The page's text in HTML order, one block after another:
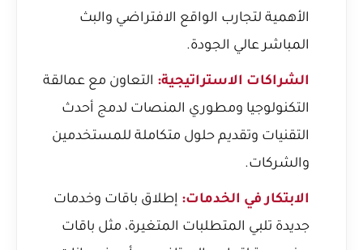
الأهمية لتجارب الواقع الافتراضي والبث
المباشر عالي الجودة.
الشراكات الاستراتيجية: التعاون مع عمالقة
التكنولوجيا ومطوري المنصات لدمج أحدث
التقنيات وتقديم حلول متكاملة للمستخدمين
والشركات.
الابتكار في الخدمات: إطلاق باقات وخدمات
جديدة تلبي المتطلبات المتغيرة، مثل باقات